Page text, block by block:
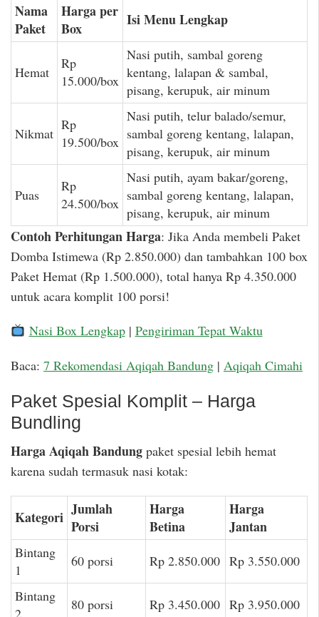
Nama
Paket
Harga per
Box
Isi Menu Lengkap
Hemat
Rp
15.000/box
Nasi putih, sambal goreng
kentang, lalapan & sambal,
pisang, kerupuk, air minum
Nikmat
Rp
19.500/box
Nasi putih, telur balado/semur,
sambal goreng kentang, lalapan,
pisang, kerupuk, air minum
Puas
Rp
24.500/box
Nasi putih, ayam bakar/goreng,
sambal goreng kentang, lalapan,
pisang, kerupuk, air minum
Contoh Perhitungan Harga: Jika Anda membeli Paket
Domba Istimewa (Rp 2.850.000) dan tambahkan 100 box
Paket Hemat (Rp 1.500.000), total hanya Rp 4.350.000
untuk acara komplit 100 porsi!
Nasi Box Lengkap| Pengiriman Tepat Waktu
Baca: 7 Rekomendasi Aqiqah Bandung | Aqiqah Cimahi
Paket Spesial Komplit – Harga
Bundling
Harga Aqiqah Bandung paket spesial lebih hemat
karena sudah termasuk nasi kotak:
Kategori Jumlah
Porsi
Harga
Betina
Harga
Jantan
Bintang
1
60 porsi Rp 2.850.000 Rp 3.550.000
Bintang
2
80 porsi Rp 3.450.000 Rp 3.950.000